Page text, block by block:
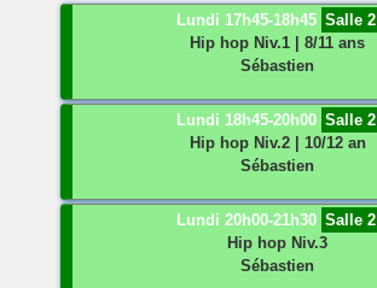
Lundi 17h45-18h45 Salle 2
Hip hop Niv.1 | 8/11 ans
Sébastien
Lundi 18h45-20h00 Salle 2
Hip hopNiv.2 | 10/12 an
Sébastien
Lundi 20h00-21h30 Salle 2
Hip hop Niv.3
Sébastien